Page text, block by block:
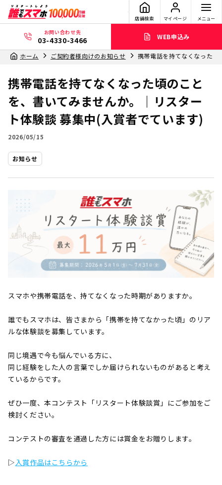
店舗検索 マイページ メニュー
お問い合わせ先
03-4330-3466 WEB申込み
ホーム ご契約者様向けのお知らせ 携帯電話を持てなくなった
携帯電話を持てなくなった頃のこと
を、書いてみませんか。｜リスター
ト体験談 募集中(入賞者でています)
2026/05/15
お知らせ
スマホや携帯電話を、持てなくなった時期がありますか。
誰でもスマホは、皆さまから「携帯を持てなかった頃」のリア
ルな体験談を募集しています。
同じ境遇で今も悩んでいる方に、
同じ経験をした人の言葉でしか届けられないものがあると考え
ているからです。
ぜひ一度、本コンテスト「リスタート体験談賞」にご参加をご
検討ください。
コンテストの審査を通過した方には賞金をお贈りします。
▷入賞作品はこちらから